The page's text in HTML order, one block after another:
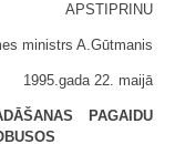
APSTIPRINU
ministrs A.Gūtmanis
1995.gada 22. maijā
PAGAIDU